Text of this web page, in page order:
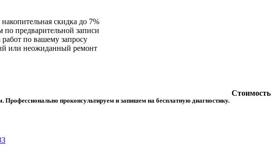
скидка до 7%
по предварительной записи
по вашему запросу
или неожиданный ремонт
Профессионально проконсультируем и запишем на бесплатную диагностику.
Стоимость